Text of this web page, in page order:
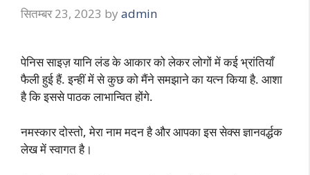
सितम्बर 23, 2023 by admin
पेनिस साइज़ यानि लंड के आकार को लेकर लोगों में कई भ्रांतियाँ
फैली हुई हैं. इन्हीं में से कुछ को मैंने समझाने का यत्न किया है. आशा
है कि इससे पाठक लाभान्वित होंगे.
नमस्कार दोस्तो, मेरा नाम मदन है और आपका इस सेक्स ज्ञानवर्द्धक
लेख में स्वागत है।